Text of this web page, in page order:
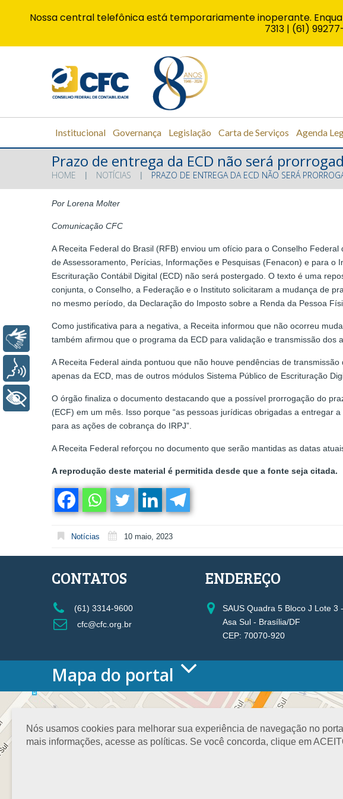
Institucional Governança Legislação Carta de Serviços Agenda
Prazo de entrega da ECD não será
HOME NOTÍCIAS PRAZO DE ENTREGA DA ECD NÃO SERÁ
Por Lorena Molter
Comunicação CFC
A Receita Federal do Brasil (RFB) enviou um ofício para o Conselho
de Assessoramento, Perícias, Informações e Pesquisas (Fenacon) e para
Escrituração Contábil Digital (ECD) não será postergado. O texto é uma
conjunta, o Conselho, a Federação e o Instituto solicitaram a mudança de
no mesmo período, da Declaração do Imposto sobre a Renda da Pessoa
Como justificativa para a negativa, a Receita informou que não ocorreu
também afirmou que o programa da ECD para validação e transmissão
A Receita Federal ainda pontuou que não houve pendências de
apenas da ECD, mas de outros módulos Sistema Público de Escrituração
O órgão finaliza o documento destacando que a possível prorrogação do
(ECF) em um mês. Isso porque “as pessoas jurídicas obrigadas a entregar
para as ações de cobrança do IRPJ”.
A Receita Federal reforçou no documento que serão mantidas as datas
A reprodução deste material é permitida desde que a fonte seja citada.
Notícias 10 maio, 2023
Nós usamos cookies para melhorar sua experiência de navegação no
mais informações, acesse as políticas. Se você concorda, clique em
CONTATOS
(61) 3314-9600
cfc@cfc.org.br
ENDEREÇO
SAUS Quadra 5 Bloco J Lote 3
Asa Sul - Brasília/DF
CEP: 70070-920
Mapa do portal
HOME
O CONSELHO
Conselho Diretor
Nossa Sede
Planejamento
VICE-
Controle
Nossa central telefônica está temporariamente inoperante.
7313 | (61)
Libras
Voz
+ Acessibilidade